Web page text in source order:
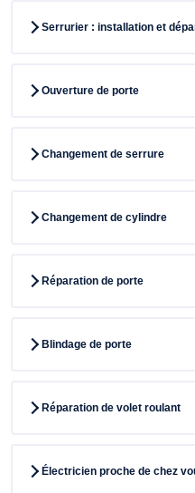
Serrurier : installation et
Ouverture de porte
Changement de serrure
Changement de cylindre
Réparation de porte
Blindage de porte
Réparation de volet roulant
Électricien proche de chez